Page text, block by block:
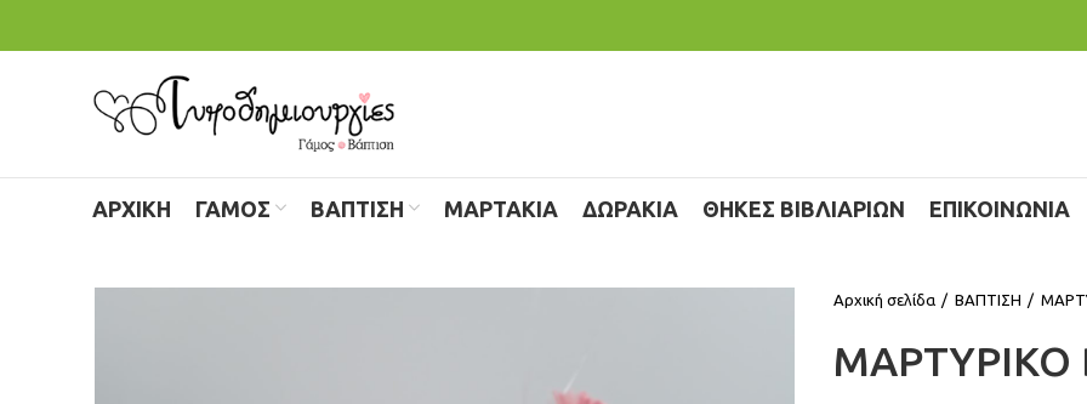
ΑΡΧΙΚΗ ΓΑΜΟΣ ΒΑΠΤΙΣΗ ΜΑΡΤΑΚΙΑ ΔΩΡΑΚΙΑ ΘΗΚΕΣ ΒΙΒΛΙΑΡΙΩΝ ΕΠΙΚΟΙΝΩΝΙΑ
Αρχική σελίδα ΒΑΠΤΙΣΗ